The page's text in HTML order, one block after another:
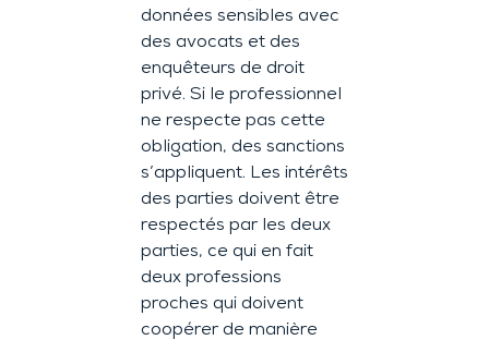
données sensibles avec
des avocats et des
enquêteurs de droit
privé. Si le professionnel
ne respecte pas cette
obligation, des sanctions
s’appliquent. Les intérêts
des parties doivent être
respectés par les deux
parties, ce qui en fait
deux professions
proches qui doivent
coopérer de manière